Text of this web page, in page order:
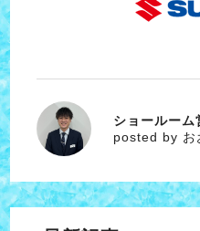
おおはし
ショールーム
posted by お